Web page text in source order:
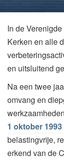
In de
Kerken en alle
en uitsluitend
Na een twee
omvang en
1 oktober
belastingvrije,
erkend van de